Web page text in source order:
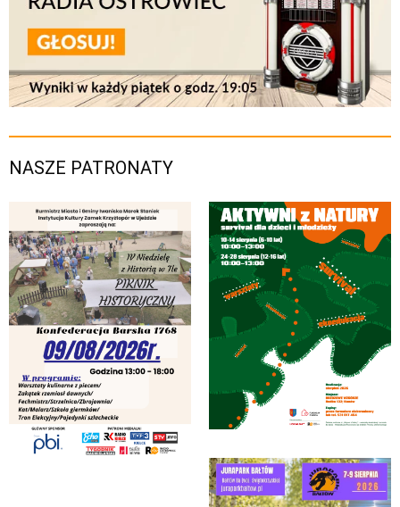
NASZE PATRONATY